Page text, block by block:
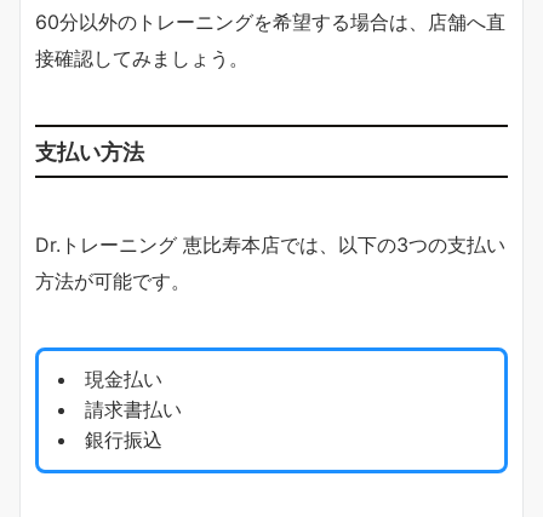
60分以外のトレーニングを希望する場合は、店舗へ直
接確認してみましょう。
支払い方法
Dr.トレーニング 恵比寿本店では、以下の3つの支払い
方法が可能です。
現金払い
請求書払い
銀行振込